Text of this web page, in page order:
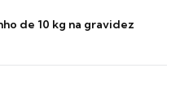
de 10 kg na gravidez